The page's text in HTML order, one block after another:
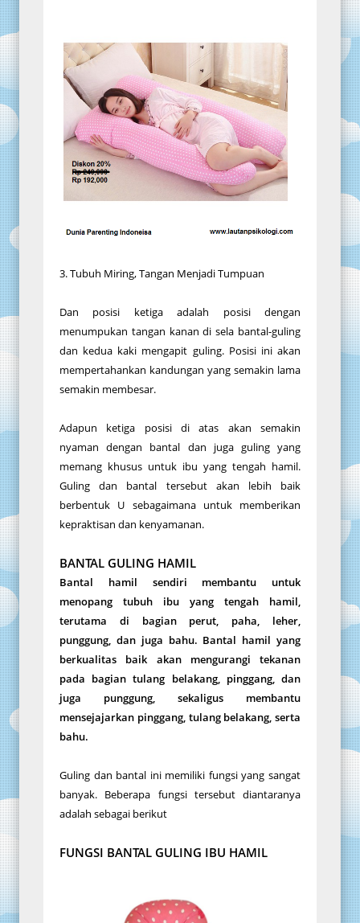
3. Tubuh Miring, Tangan Menjadi Tumpuan
Dan posisi ketiga adalah posisi dengan
menumpukan tangan kanan di sela bantal-guling
dan kedua kaki mengapit guling. Posisi ini akan
mempertahankan kandungan yang semakin lama
semakin membesar.
Adapun ketiga posisi di atas akan semakin
nyaman dengan bantal dan juga guling yang
memang khusus untuk ibu yang tengah hamil.
Guling dan bantal tersebut akan lebih baik
berbentuk U sebagaimana untuk memberikan
kepraktisan dan kenyamanan.
BANTAL GULING HAMIL
Bantal hamil sendiri membantu untuk
menopang tubuh ibu yang tengah hamil,
terutama di bagian perut, paha, leher,
punggung, dan juga bahu. Bantal hamil yang
berkualitas baik akan mengurangi tekanan
pada bagian tulang belakang, pinggang, dan
juga punggung, sekaligus membantu
mensejajarkan pinggang, tulang belakang, serta
bahu.
Guling dan bantal ini memiliki fungsi yang sangat
banyak. Beberapa fungsi tersebut diantaranya
adalah sebagai berikut
FUNGSI BANTAL GULING IBU HAMIL